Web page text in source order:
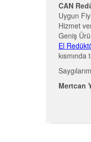
CAN
Uygun
Hizmet
Geniş
El
kısmında
Mertcan